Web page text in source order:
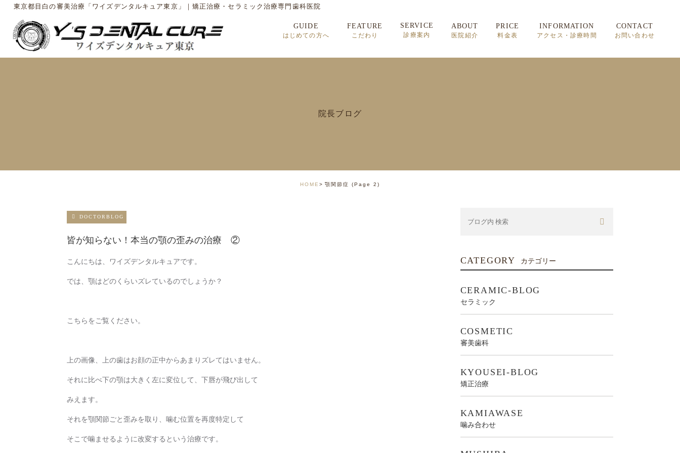
東京都目白の審美治療「ワイズデンタルキュア東京」｜矯正治療・セラミック治療専門歯科医院
GUIDE
はじめての方へ
FEATURE
こだわり
SERVICE
診療案内
ABOUT
医院紹介
PRICE
料金表
INFORMATION
アクセス・診療時間
CONTACT
お問い合わせ
院長ブログ
HOME 顎関節症 (Page 2)
DOCTORBLOG
皆が知らない！本当の顎の歪みの治療 ②
こんにちは、ワイズデンタルキュアです。
では、顎はどのくらいズレているのでしょうか？
こちらをご覧ください。
上の画像、上の歯はお顔の正中からあまりズレてはいません。
それに比べ下の顎は大きく左に変位して、下唇が飛び出して
みえます。
それを顎関節ごと歪みを取り、噛む位置を再度特定して
そこで噛ませるように改変するという治療です。
CATEGORY カテゴリー
CERAMIC-BLOG
セラミック
COSMETIC
審美歯科
KYOUSEI-BLOG
矯正治療
KAMIAWASE
噛み合わせ